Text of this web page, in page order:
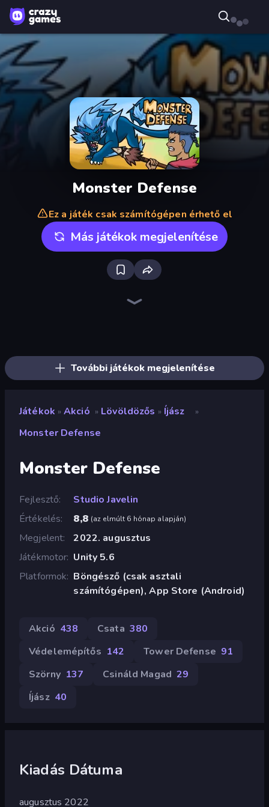
Monster Defense
Ez a játék csak számítógépen érhető el
Más játékok megjelenítése
További játékok megjelenítése
Játékok » Akció » Lövöldözős » Íjász »
Monster Defense
Monster Defense
Fejlesztő
Studio Javelin
Értékelés
8,8 (az elmúlt 6 hónap alapján)
Megjelent
2022. augusztus
Játékmotor Unity 5.6
Platformok Böngésző (csak asztali
számítógépen), App Store (Android)
Akció 438 Csata 380
Védelemépítős 142 Tower Defense 91
Szörny 137 Csináld Magad 29
Íjász 40
Kiadás Dátuma
augusztus 2022